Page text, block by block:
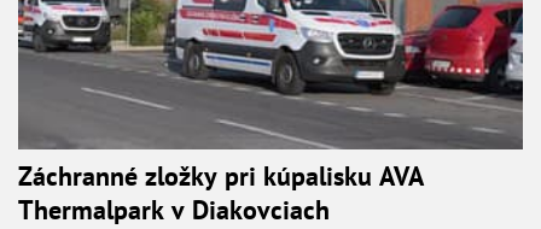
Záchranné zložky pri kúpalisku AVA
Thermalpark v Diakovciach